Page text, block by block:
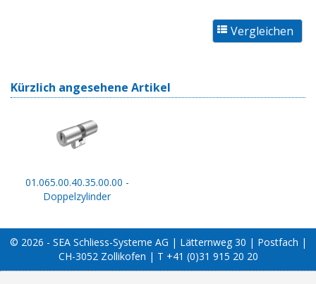
Kürzlich angesehene Artikel
01.065.00.40.35.00.00 -
Doppelzylinder
© 2026 - SEA Schliess-Systeme AG | Lätternweg 30 | Postfach |
CH-3052 Zollikofen | T +41 (0)31 915 20 20